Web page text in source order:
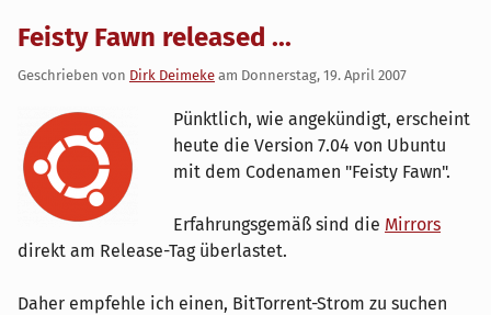
Feisty Fawn released ...
Geschrieben von Dirk Deimeke am Donnerstag, 19. April 2007
Pünktlich, wie angekündigt, erscheint
heute die Version 7.04 von Ubuntu
mit dem Codenamen "Feisty Fawn".
Erfahrungsgemäß sind die Mirrors
direkt am Release-Tag überlastet.
Daher empfehle ich einen, BitTorrent-Strom zu suchen